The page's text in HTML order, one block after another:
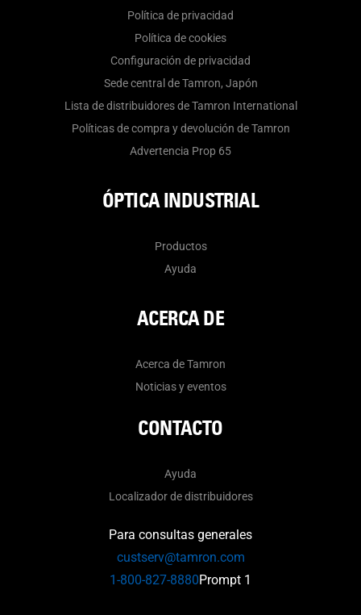
Política de privacidad
Política de cookies
Configuración de privacidad
Sede central de Tamron, Japón
Lista de distribuidores de Tamron International
Políticas de compra y devolución de Tamron
Advertencia Prop 65
ÓPTICA INDUSTRIAL
Productos
Ayuda
ACERCA DE
Acerca de Tamron
Noticias y eventos
CONTACTO
Ayuda
Localizador de distribuidores
Para consultas generales
custserv@tamron.com
1-800-827-8880Prompt 1